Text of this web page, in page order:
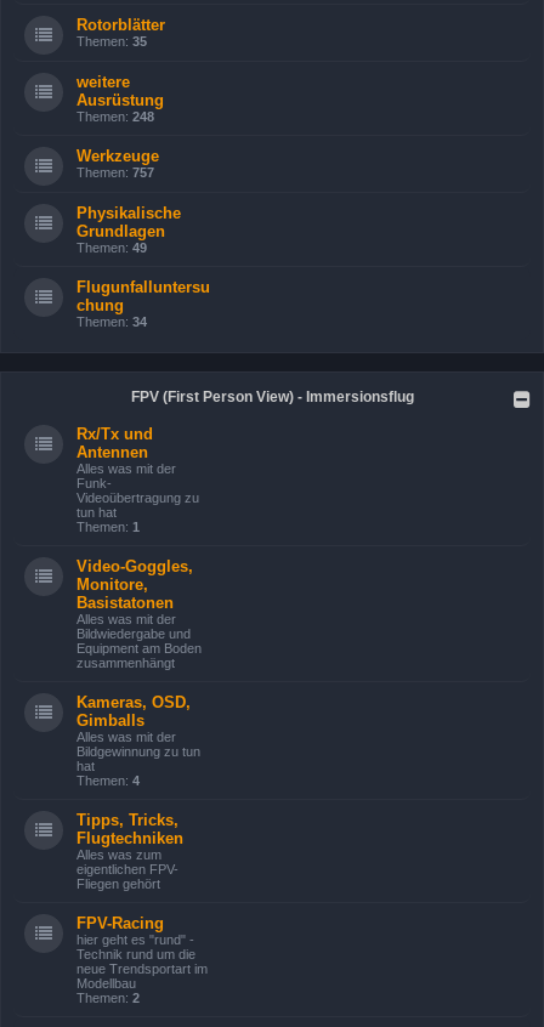
Rotorblätter
Themen: 35
weitere
Ausrüstung
Themen: 248
Werkzeuge
Themen: 757
Physikalische
Grundlagen
Themen: 49
Flugunfalluntersu
chung
Themen: 34
FPV (First Person View) - Immersionsflug
Rx/Tx und
Antennen
Alles was mit der
Funk-
Videoübertragung zu
tun hat
Themen: 1
Video-Goggles,
Monitore,
Basistatonen
Alles was mit der
Bildwiedergabe und
Equipment am Boden
zusammenhängt
Kameras, OSD,
Gimballs
Alles was mit der
Bildgewinnung zu tun
hat
Themen: 4
Tipps, Tricks,
Flugtechniken
Alles was zum
eigentlichen FPV-
Fliegen gehört
FPV-Racing
hier geht es "rund" -
Technik rund um die
neue Trendsportart im
Modellbau
Themen: 2